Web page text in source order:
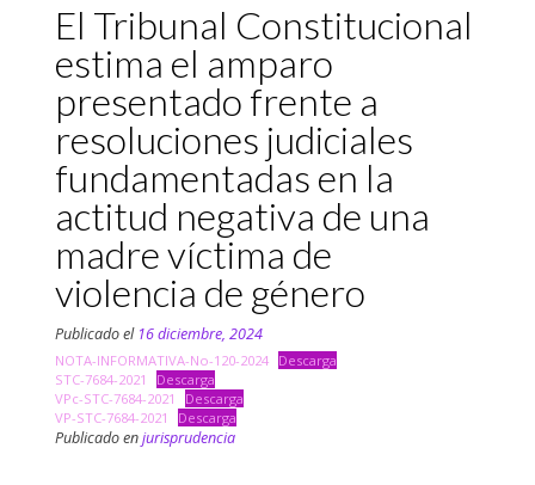
El Tribunal Constitucional
estima el amparo
presentado frente a
resoluciones judiciales
fundamentadas en la
actitud negativa de una
madre víctima de
violencia de género
Publicado el 16 diciembre, 2024
NOTA-INFORMATIVA-No-120-2024 Descarga
STC-7684-2021
Descarga
VPc-STC-7684-2021
Descarga
VP-STC-7684-2021
Descarga
Publicado enjurisprudencia